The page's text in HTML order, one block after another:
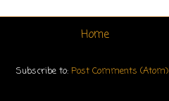
Home
Subscribe to: Post Comments (Atom)